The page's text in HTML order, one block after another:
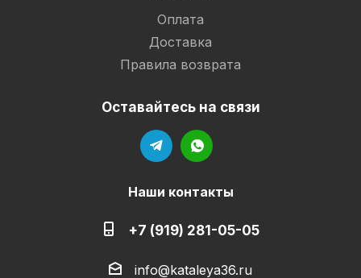
Оплата
Доставка
Правила возврата
Оставайтесь на связи
Наши контакты
+7 (919) 281-05-05
info@kataleya36.ru